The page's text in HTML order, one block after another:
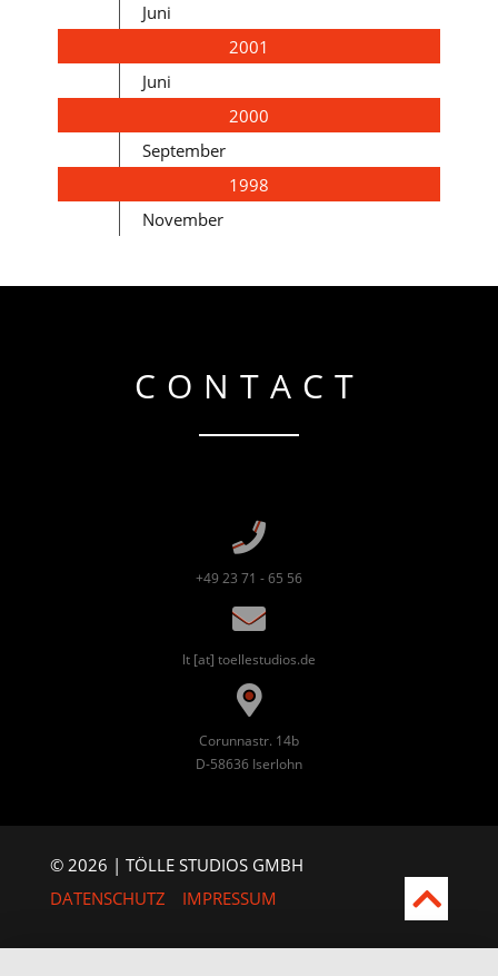
Juni
2001
Juni
2000
September
1998
November
CONTACT
+49 23 71 - 65 56
lt [at] toellestudios.de
Corunnastr. 14b
D-58636 Iserlohn
© 2026 | TÖLLE STUDIOS GMBH
DATENSCHUTZ
IMPRESSUM